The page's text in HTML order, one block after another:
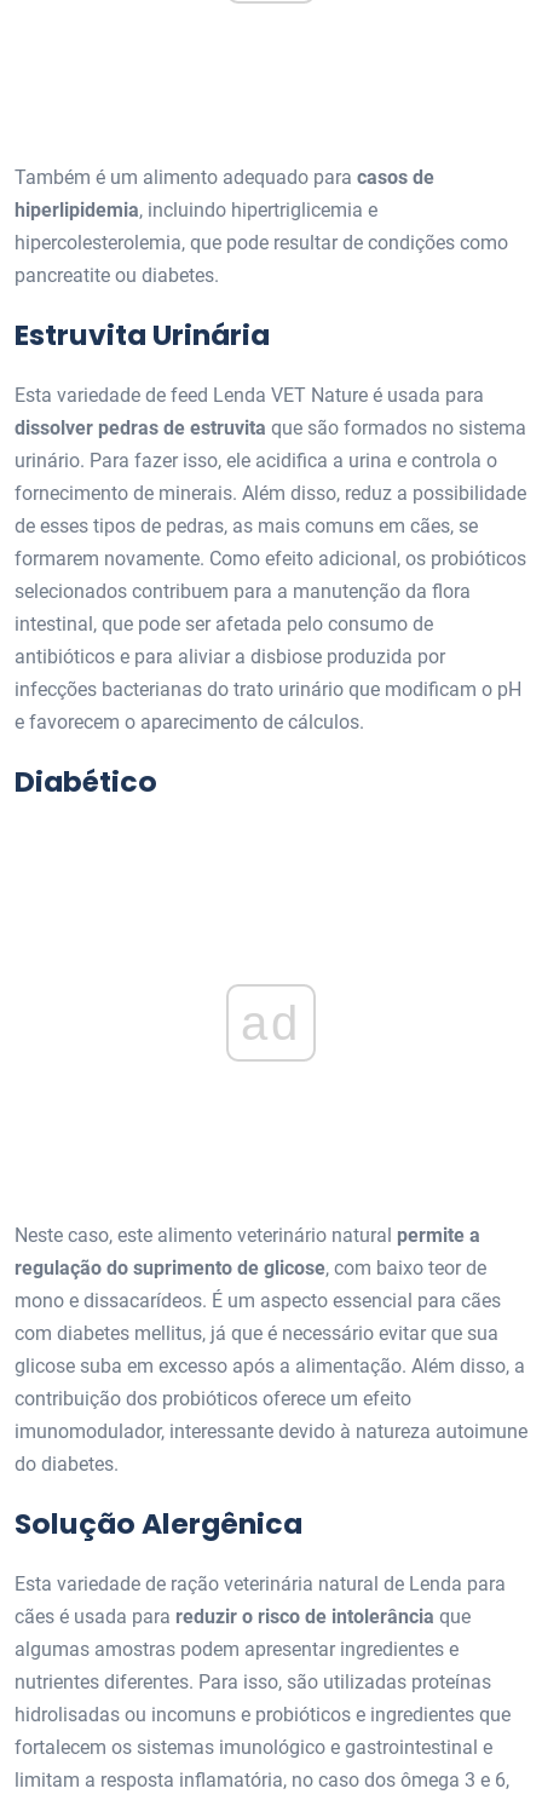
Também é um alimento adequado para casos de
hiperlipidemia, incluindo hipertriglicemia e
hipercolesterolemia, que pode resultar de condições como
pancreatite ou diabetes.
Estruvita Urinária
Esta variedade de feed Lenda VET Nature é usada para
dissolver pedras de estruvita que são formados no sistema
urinário. Para fazer isso, ele acidifica a urina e controla o
fornecimento de minerais. Além disso, reduz a possibilidade
de esses tipos de pedras, as mais comuns em cães, se
formarem novamente. Como efeito adicional, os probióticos
selecionados contribuem para a manutenção da flora
intestinal, que pode ser afetada pelo consumo de
antibióticos e para aliviar a disbiose produzida por
infecções bacterianas do trato urinário que modificam o pH
e favorecem o aparecimento de cálculos.
Diabético
ad
Neste caso, este alimento veterinário natural permite a
regulação do suprimento de glicose, com baixo teor de
mono e dissacarídeos. É um aspecto essencial para cães
com diabetes mellitus, já que é necessário evitar que sua
glicose suba em excesso após a alimentação. Além disso, a
contribuição dos probióticos oferece um efeito
imunomodulador, interessante devido à natureza autoimune
do diabetes.
Solução Alergênica
Esta variedade de ração veterinária natural de Lenda para
cães é usada para reduzir o risco de intolerância que
algumas amostras podem apresentar ingredientes e
nutrientes diferentes. Para isso, são utilizadas proteínas
hidrolisadas ou incomuns e probióticos e ingredientes que
fortalecem os sistemas imunológico e gastrointestinal e
limitam a resposta inflamatória, no caso dos ômega 3 e 6,